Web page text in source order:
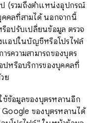
(รวมถึงตำแหน่งอุปกรณ์
คลที่สามได้ นอกจากนี้
อปรับเปลี่ยนข้อมูล ตรวจ
อปในบัญชีหรือโปรไฟล์
รความสามารถของบุตร
หรือบริการของบุคคลที่
ย
ช้ข้อมูลของบุตรหลานอีก
ของบุตรหลานได้